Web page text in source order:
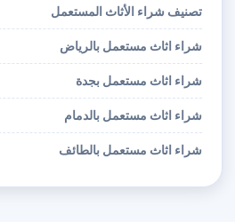
تصنيف شراء الأثاث المستعمل
شراء اثاث مستعمل بالرياض
شراء اثاث مستعمل بجدة
شراء اثاث مستعمل بالدمام
شراء اثاث مستعمل بالطائف